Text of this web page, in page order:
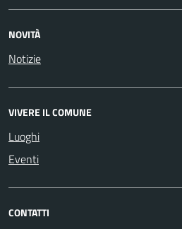
NOVITÀ
Notizie
VIVERE IL COMUNE
Luoghi
Eventi
CONTATTI